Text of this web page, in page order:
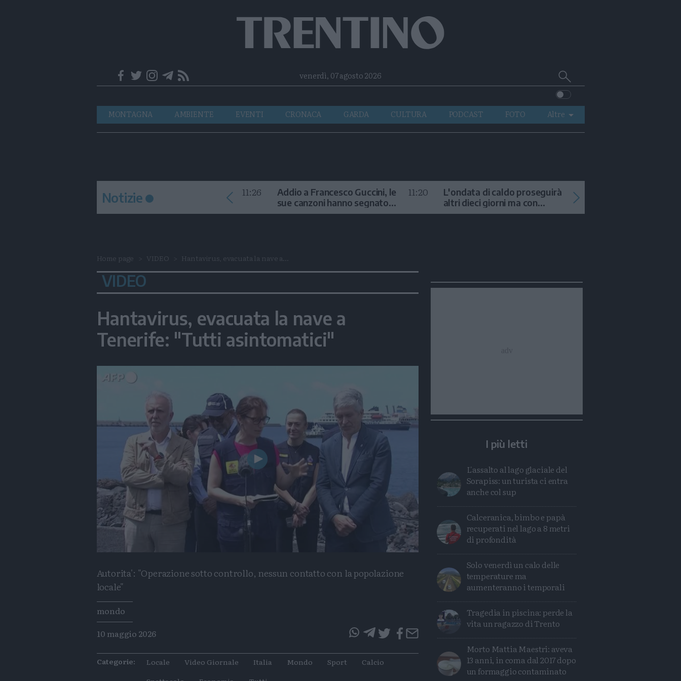
Telegram
RSSvenerdì, 07 agosto 2026 Cerca
su
Trentino
Navigazione
principale
MONTAGNA AMBIENTE EVENTI CRONACA GARDA CULTURA PODCAST FOTO
Altre
VIDEO
Notizie 11:26
Addio a Francesco Guccini, le
sue canzoni hanno segnato
la storia
11:20
L'ondata di caldo proseguirà
altri dieci giorni ma con
temporali
Home page VIDEO Hantavirus, evacuata la nave a...
VIDEO
Hantavirus, evacuata la nave a
Tenerife: "Tutti asintomatici"
Play
Video
Autorita': "Operazione sotto controllo, nessun contatto con la popolazione
locale"
Tags
mondo
10 maggio 2026
articoloarticolo
Categorie: Locale Video Giornale Italia Mondo Sport
Calcio
I più letti
L'assalto al lago glaciale del
Sorapiss: un turista ci entra
anche col sup
Calceranica, bimbo e papà
recuperati nel lago a 8 metri
di profondità
Solo venerdì un calo delle
temperature ma
aumenteranno i temporali
Tragedia in piscina: perde la
vita un ragazzo di Trento
Morto Mattia Maestri: aveva
13 anni, in coma dal 2017 dopo
un formaggio contaminato